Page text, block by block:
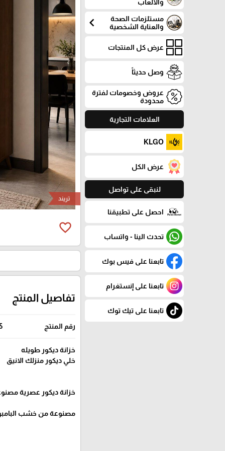
والألعاب
مستلزمات الصحة
والعناية الشخصية
chevron_left
عرض كل المنتجات
وصل حديثاً
عروض وخصومات لفترة
محدودة
العلامات التجارية
KLGO
عرض الكل
لنبقى على تواصل
احصل على تطبيقنا
تحدث الينا - واتساب
تابعنا على فيس بوك
تابعنا على إنستغرام
تابعنا على تيك توك
تريند
favorite_border
تفاصيل المنتج
رقم المنتج
خزانة ديكور طويله
خلي ديكور منزلك الانيق
خزانة ديكور عصرية
مصنوعة من خشب